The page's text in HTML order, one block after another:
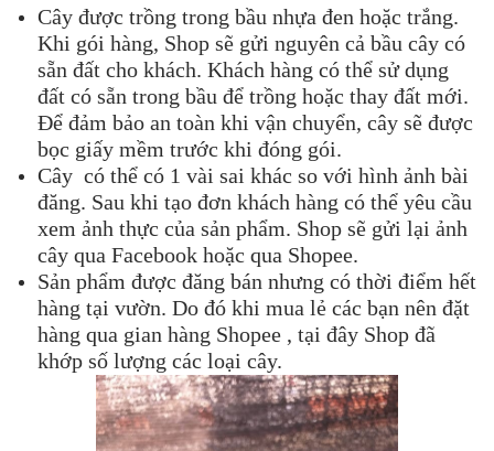
Cây được trồng trong bầu nhựa đen hoặc trắng.
Khi gói hàng, Shop sẽ gửi nguyên cả bầu cây có
sẵn đất cho khách. Khách hàng có thể sử dụng
đất có sẵn trong bầu để trồng hoặc thay đất mới.
Để đảm bảo an toàn khi vận chuyển, cây sẽ được
bọc giấy mềm trước khi đóng gói.
Cây có thể có 1 vài sai khác so với hình ảnh bài
đăng. Sau khi tạo đơn khách hàng có thể yêu cầu
xem ảnh thực của sản phẩm. Shop sẽ gửi lại ảnh
cây qua Facebook hoặc qua Shopee.
Sản phẩm được đăng bán nhưng có thời điểm hết
hàng tại vườn. Do đó khi mua lẻ các bạn nên đặt
hàng qua gian hàng Shopee , tại đây Shop đã
khớp số lượng các loại cây.